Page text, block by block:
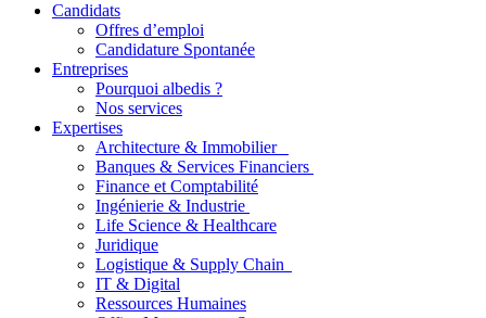
Candidats
Offres d’emploi
Candidature Spontanée
Entreprises
Pourquoi albedis ?
Nos services
Expertises
Architecture & Immobilier
Banques & Services Financiers
Finance et Comptabilité
Ingénierie & Industrie
Life Science & Healthcare
Juridique
Logistique & Supply Chain
IT & Digital
Ressources Humaines